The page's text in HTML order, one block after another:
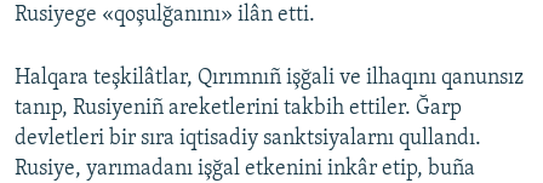
Rusiyege «qoşulğanını» ilân etti.
Halqara teşkilâtlar, Qırımnıñ işğali ve ilhaqını qanunsız
tanıp, Rusiyeniñ areketlerini takbih ettiler. Ğarp
devletleri bir sıra iqtisadiy sanktsiyalarnı qullandı.
Rusiye, yarımadanı işğal etkenini inkâr etip, buña